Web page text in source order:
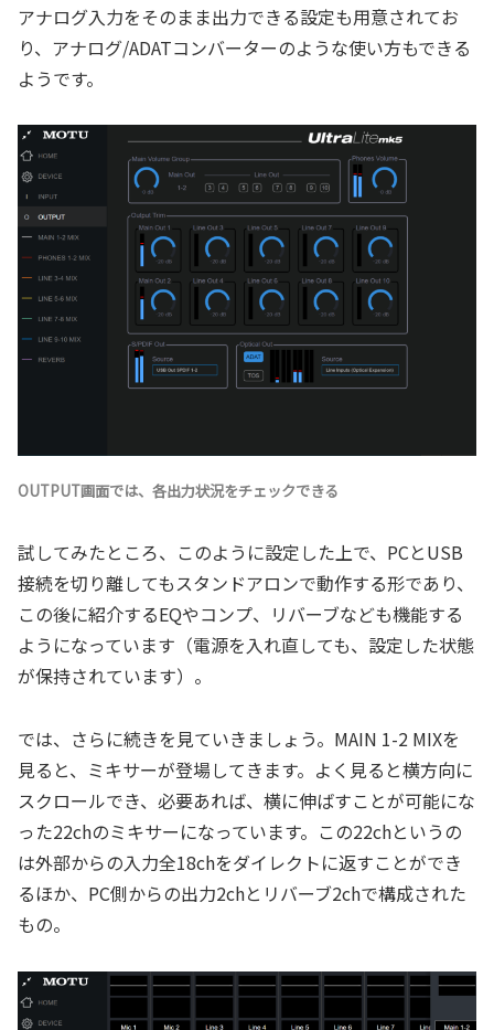
アナログ入力をそのまま出力できる設定も用意されてお
り、アナログ/ADATコンバーターのような使い方もできる
ようです。
OUTPUT画面では、各出力状況をチェックできる
試してみたところ、このように設定した上で、PCとUSB
接続を切り離してもスタンドアロンで動作する形であり、
この後に紹介するEQやコンプ、リバーブなども機能する
ようになっています（電源を入れ直しても、設定した状態
が保持されています）。
では、さらに続きを見ていきましょう。MAIN 1-2 MIXを
見ると、ミキサーが登場してきます。よく見ると横方向に
スクロールでき、必要あれば、横に伸ばすことが可能にな
った22chのミキサーになっています。この22chというの
は外部からの入力全18chをダイレクトに返すことができ
るほか、PC側からの出力2chとリバーブ2chで構成された
もの。